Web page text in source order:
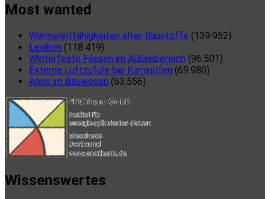
Most wanted
Wärmeleitfähigkeiten alter Baustoffe (139.952)
Lexikon (118.419)
Winterfeste Fliesen im Außenbereich (96.501)
Externe Luftzufuhr bei Kaminöfen (69.980)
Apps im Bauwesen (63.556)
Wissenswertes